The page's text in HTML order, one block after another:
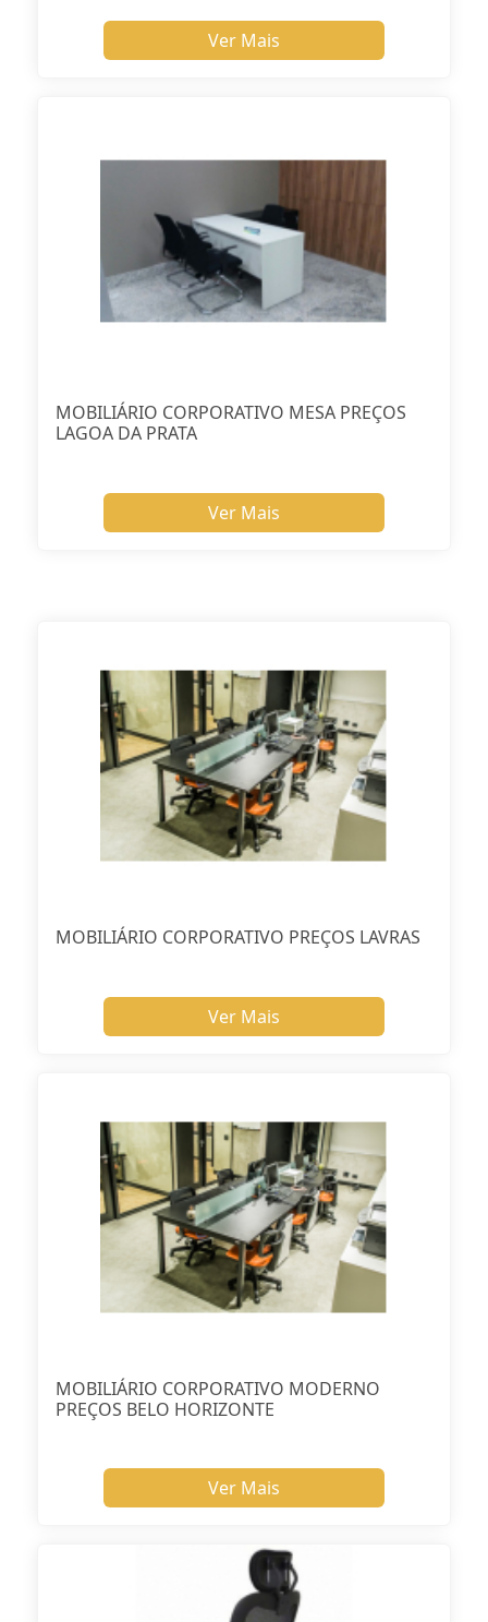
Ver Mais
MOBILIÁRIO CORPORATIVO MESA PREÇOS
LAGOA DA PRATA
Ver Mais
MOBILIÁRIO CORPORATIVO PREÇOS LAVRAS
Ver Mais
MOBILIÁRIO CORPORATIVO MODERNO
PREÇOS BELO HORIZONTE
Ver Mais